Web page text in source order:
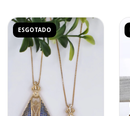
ESGOTADO